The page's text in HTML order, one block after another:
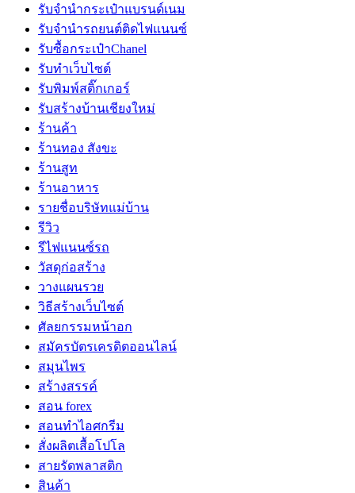
รับจำนำกระเป๋าแบรนด์เนม
รับจํานํารถยนต์ติดไฟแนนซ์
รับซื้อกระเป๋าChanel
รับทําเว็บไซต์
รับพิมพ์สติ๊กเกอร์
รับสร้างบ้านเชียงใหม่
ร้านค้า
ร้านทอง สังขะ
ร้านสูท
ร้านอาหาร
รายชื่อบริษัทแม่บ้าน
รีวิว
รีไฟแนนซ์รถ
วัสดุก่อสร้าง
วางแผนรวย
วิธีสร้างเว็บไซต์
ศัลยกรรมหน้าอก
สมัครบัตรเครดิตออนไลน์
สมุนไพร
สร้างสรรค์
สอน forex
สอนทำไอศกรีม
สั่งผลิตเสื้อโปโล
สายรัดพลาสติก
สินค้า